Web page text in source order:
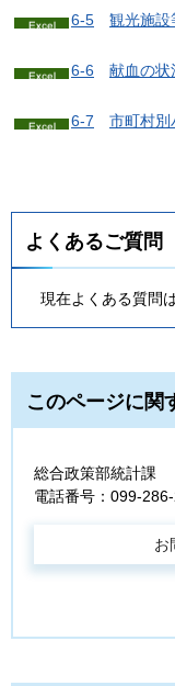
6-5 観光施設
6-6 献血の状
6-7 市町村別
よくあるご質問
現在よくある質問
このページに関
総合政策部統計課
電話番号：099-